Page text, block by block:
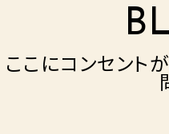
ここにコンセント